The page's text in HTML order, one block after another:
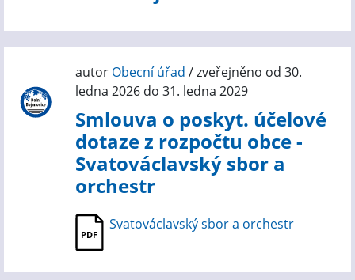
autor Obecní úřad / zveřejněno od 30.
ledna 2026 do 31. ledna 2029
Smlouva o poskyt. účelové
dotaze z rozpočtu obce -
Svatováclavský sbor a
orchestr
Svatováclavský sbor a orchestr